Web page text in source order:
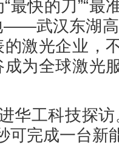
最快的刀”“最
——武汉东湖高
的激光企业，
为全球激光
工科技探访
可完成一台新